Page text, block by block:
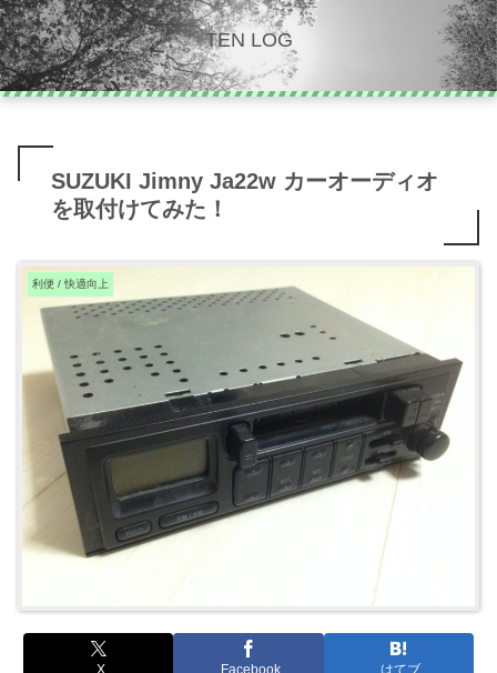
TEN LOG
SUZUKI Jimny Ja22w カーオーディオ
を取付けてみた！
利便 / 快適向上